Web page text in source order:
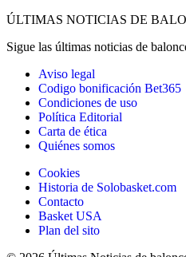
ÚLTIMAS NOTICIAS DE
Sigue las últimas noticias de
Aviso legal
Codigo bonificación Bet365
Condiciones de uso
Política Editorial
Carta de ética
Quiénes somos
Cookies
Historia de Solobasket.com
Contacto
Basket USA
Plan del sito